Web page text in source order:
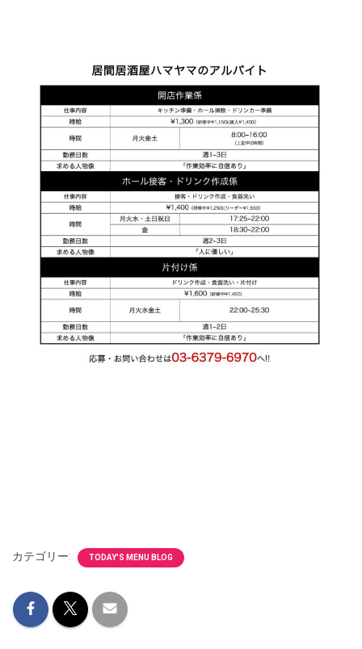
カテゴリー: TODAY'S MENU BLOG